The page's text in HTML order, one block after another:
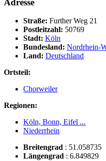
Straße: Further Weg 21
Postleitzahl: 50769
Stadt: Köln
Bundesland: Nordrhein-
Land: Deutschland
Ortsteil:
Chorweiler
Regionen:
Köln, Bonn, Eifel ...
Niederrhein
Breitengrad : 51.058735
Längengrad : 6.849829